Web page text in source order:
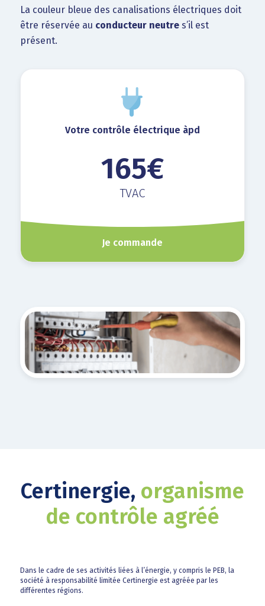
La couleur bleue des canalisations électriques doit
être réservée au conducteur neutres’il est
présent.
Votre contrôle électrique àpd
165€
TVAC
Je commande
Certinergie, organisme
de contrôle agréé
Dans le cadre de ses activités liées à l’énergie, y compris le PEB, la
société à responsabilité limitée Certinergie est agréée par les
différentes régions.